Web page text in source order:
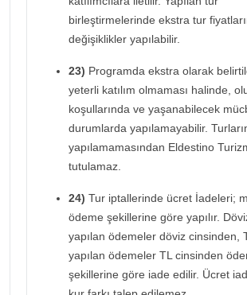
birleştirmelerinde ekstra tur
değişiklikler yapılabilir.
23) Programda ekstra olarak
yeterli katılım olmaması halinde,
koşullarında ve yaşanabilecek
durumlarda yapılamayabilir.
yapılamamasından Eldestino
tutulamaz.
24) Tur iptallerinde ücret İadeleri;
ödeme şekillerine göre yapılır.
yapılan ödemeler döviz cinsinden,
yapılan ödemeler TL cinsinden
şekillerine göre iade edilir. Ücret